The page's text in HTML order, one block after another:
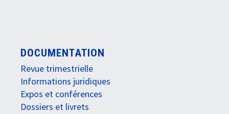
DOCUMENTATION
Revue trimestrielle
Informations juridiques
Expos et conférences
Dossiers et livrets